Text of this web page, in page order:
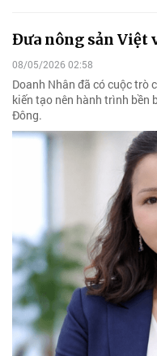
Đưa nông sản Việt
08/05/2026 02:58
Doanh Nhân đã có cuộc trò
kiến tạo nên hành trình bền
Đông.